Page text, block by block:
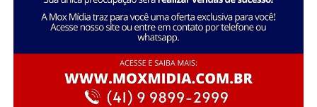
Durante o encontro, um dos pilares centrais foi a
ruptura com padrões limitantes — um convite direto à
elite empreendedora para abandonar crenças obsoletas,
assumir o protagonismo absoluto da própria trajetória e
operar em um novo nível de consciência e resultados.